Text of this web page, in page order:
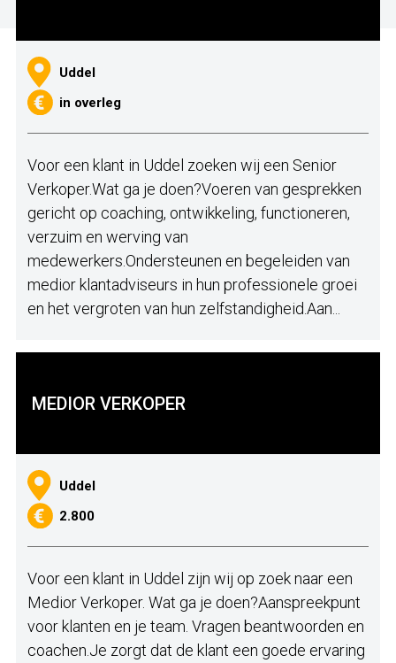
Uddel
in overleg
Voor een klant in Uddel zoeken wij een Senior
Verkoper.Wat ga je doen?Voeren van gesprekken
gericht op coaching, ontwikkeling, functioneren,
verzuim en werving van
medewerkers.Ondersteunen en begeleiden van
medior klantadviseurs in hun professionele groei
en het vergroten van hun zelfstandigheid.Aan...
MEDIOR VERKOPER
Uddel
2.800
Voor een klant in Uddel zijn wij op zoek naar een
Medior Verkoper. Wat ga je doen?Aanspreekpunt
voor klanten en je team. Vragen beantwoorden en
coachen.Je zorgt dat de klant een goede ervaring